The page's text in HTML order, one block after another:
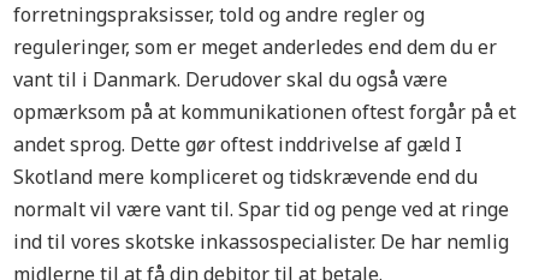
forretningspraksisser, told og andre regler og
reguleringer, som er meget anderledes end dem du er
vant til i Danmark. Derudover skal du også være
opmærksom på at kommunikationen oftest forgår på et
andet sprog. Dette gør oftest inddrivelse af gæld I
Skotland mere kompliceret og tidskrævende end du
normalt vil være vant til. Spar tid og penge ved at ringe
ind til vores skotske inkassospecialister. De har nemlig
midlerne til at få din debitor til at betale.